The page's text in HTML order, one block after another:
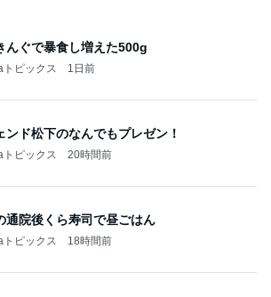
んぐで暴食し増えた500g
ピックス 1日前
ンド松下のなんでもプレゼン！
ピックス 20時間前
通院後くら寿司で昼ごはん
ピックス 18時間前